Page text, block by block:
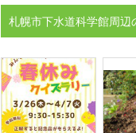
札幌市下水道科学館周辺